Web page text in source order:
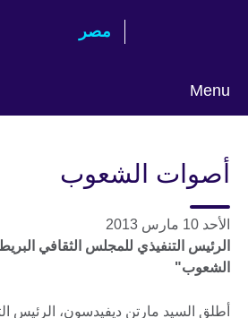
مصر‎
Menu
أصوات الشعوب
الأحد 10 مارس 2013
الرئيس التنفيذي للمجلس الثقافي
الشعوب"
أطلق السيد مارتن ديفيدسون، الرئيس